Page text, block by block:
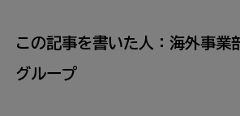
この記事を書いた人：海外事業
グループ